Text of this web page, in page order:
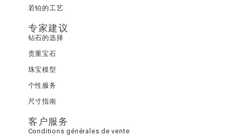
若铂的工艺
专家建议
钻石的选择
贵重宝石
珠宝模型
个性服务
尺寸指南
客户服务
Conditions générales de vente